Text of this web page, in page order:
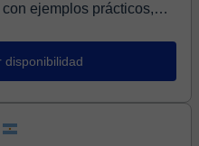
ejemplos prácticos,
disponibilidad